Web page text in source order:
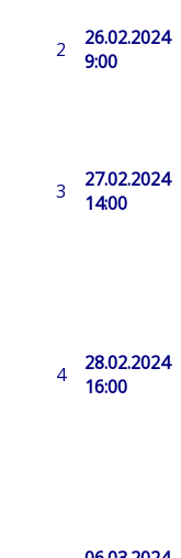
2
26.02.2024
9:00
3
27.02.2024
14:00
4
28.02.2024
16:00